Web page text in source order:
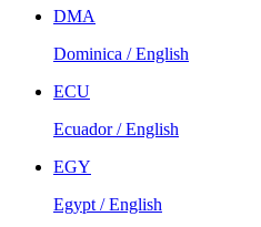
DMA
Dominica / English
ECU
Ecuador / English
EGY
Egypt / English